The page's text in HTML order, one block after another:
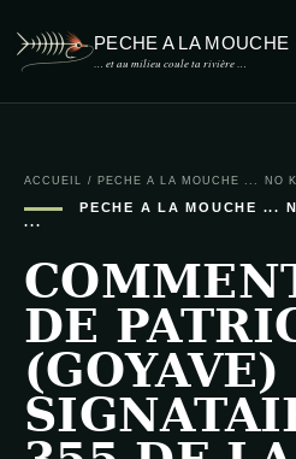
PECHE A LA MOUCHE
… et au milieu coule ta rivière …
ACCUEIL / PECHE A LA MOUCHE ... NO
PECHE A LA MOUCHE ...
...
DE
(GOYAVE)